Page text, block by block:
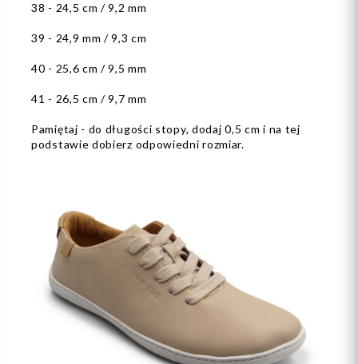
38 - 24,5 cm / 9,2 mm
39 - 24,9 mm / 9,3 cm
40 - 25,6 cm / 9,5 mm
41 - 26,5 cm / 9,7 mm
Pamiętaj - do długości stopy, dodaj 0,5 cm i na tej
podstawie dobierz odpowiedni rozmiar.